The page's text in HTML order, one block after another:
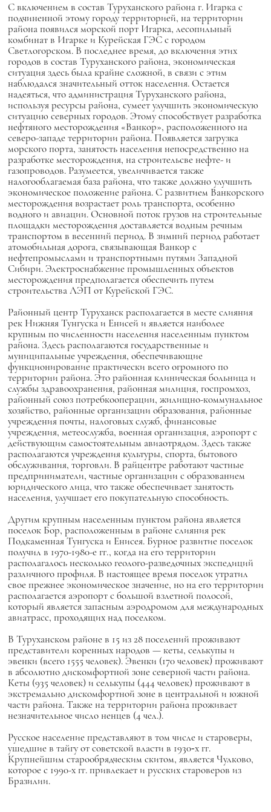
С включением в состав Туруханского района г. Игарка с
подчиненной этому городу территорией, на территории
района появился морской порт Игарка, лесопильный
комбинат в Игарке и Курейская ГЭС с городом
Светлогорском. В последнее время, до включения этих
городов в состав Туруханского района, экономическая
ситуация здесь была крайне сложной, в связи с этим
наблюдался значительный отток населения. Остается
надеяться, что администрация Туруханского района,
используя ресурсы района, сумеет улучшить экономическую
ситуацию северных городов. Этому способствует разработка
нефтяного месторождения «Ванкор», расположенного на
северо-западе территории района. Появляется загрузка
морского порта, занятость населения непосредственно на
разработке месторождения, на строительсве нефте- и
газопроводов. Разумеется, увеличивается также
налогооблагаемая база района, что также должно улучшить
экономическое положение района. С развитием Ванкорского
месторождения возрастает роль транспорта, особенно
водного и авиации. Основной поток грузов на строительные
площадки месторождения доставляется водным речным
транспортом в весенний период. В зимний период работает
атомобильная дорога, связывающая Ванкор с
нефтепромыслами и транспортными путями Западной
Сибири. Электроснабжение промышленных объектов
месторождения предполагается обеспечить путем
строительства ЛЭП от Курейской ГЭС.
Районный центр Туруханск располагается в месте слияния
рек Нижняя Тунгуска и Енисей и является наиболее
крупным по численности населения населенным пунктом
района. Здесь располагаются государственные и
муниципальные учреждения, обеспечивающие
функционирование практически всего огромного по
территории района. Это районная клиническая больница и
службы здравоохранения, районная милиция, госпромхоз,
районный союз потребкооперации, жилищно-коммунальное
хозяйство, районные организации образования, районные
учреждения почты, налоговых служб, финансовые
учреждения, метеослужба, военная организация, аэропорт с
действующим самостоятельным авиаотрядом. Здесь также
располагаются учреждения культуры, спорта, бытового
обслуживания, торговли. В райцентре работают частные
предприниматели, частные организации с образованием
юридического лица, что также обеспечивает занятость
населения, улучшает его покупательную способность.
Другим крупным населенным пунктом района является
поселок Бор, расположенным в районе слияния рек
Подкаменная Тунгуска и Енисея. Бурное развитие поселок
получил в 1970-1980-е гг., когда на его территории
располагалось несколько геолого-разведочных экспедиций
различного профиля. В настоящее время поселок утратил
свое прежнее экономическое значение, но на его территории
располагается аэропорт с большой взлетной полосой,
который является запасным аэродромом для международных
авиатрасс, проходящих над поселком.
В Туруханском районе в 15 из 28 поселений проживают
представители коренных народов — кеты, селькупы и
эвенки (всего 1555 человек). Эвенки (170 человек) проживают
в абсолютно дискомфортной зоне северной части района.
Кеты (935 человек) и селькупы (444 человек) проживают в
экстремально дискомфортной зоне в центральной и южной
части района. Также на территории района проживает
незначительное число ненцев (4 чел.).
Русское население представляют в том числе и староверы,
ушедшие в тайгу от советской власти в 1930‑х гг.
Крупнейшим старообрядческим скитом, является Чулково,
которое с 1990-х гг. привлекает и русских староверов из
Бразилии.